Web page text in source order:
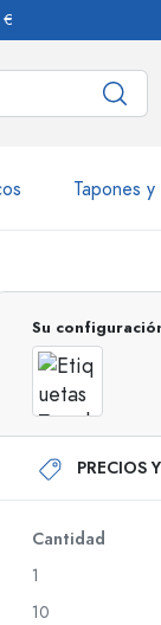
€
Tapones
de vidrio 750 ml
de vidrio 1000
Su
PRECIOS
Cantidad
1
10